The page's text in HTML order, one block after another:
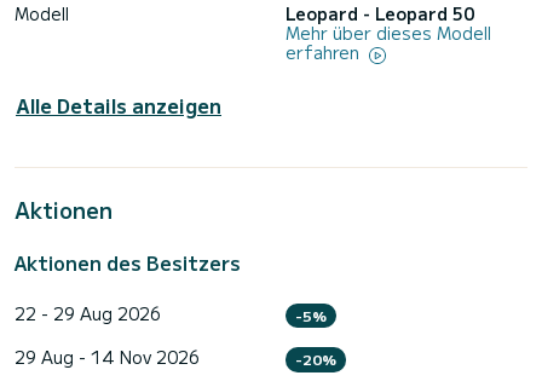
Modell
Leopard - Leopard 50
Mehr über dieses Modell
erfahren
Alle Details anzeigen
Aktionen
Aktionen des Besitzers
22 - 29 Aug 2026 -5%
29 Aug - 14 Nov 2026 -20%